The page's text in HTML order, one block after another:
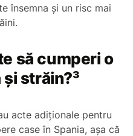
însemna și un risc mai
să cumperi o
și străin?³
acte adiționale pentru
case în Spania, așa că